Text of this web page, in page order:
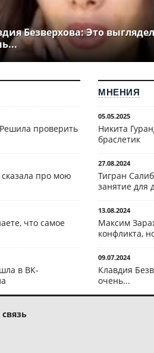
Безверхова: Это
проверить
про мою
что самое
в ВК-
МНЕНИЯ
05.05.2025
Никита
браслетик
27.08.2024
Тигран
занятие для
13.08.2024
Максим
конфликта,
09.07.2024
Клавдия
очень...